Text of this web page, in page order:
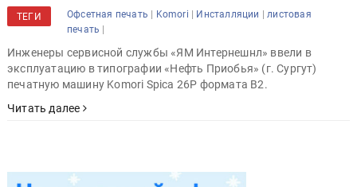
ТЕГИ Офсетная печать | Komori | Инсталляции | листовая
печать |
Инженеры сервисной службы «ЯМ Интернешнл» ввели в
эксплуатацию в типографии «Нефть Приобья» (г. Сургут)
печатную машину Komori Spica 26P формата B2.
Читать далее